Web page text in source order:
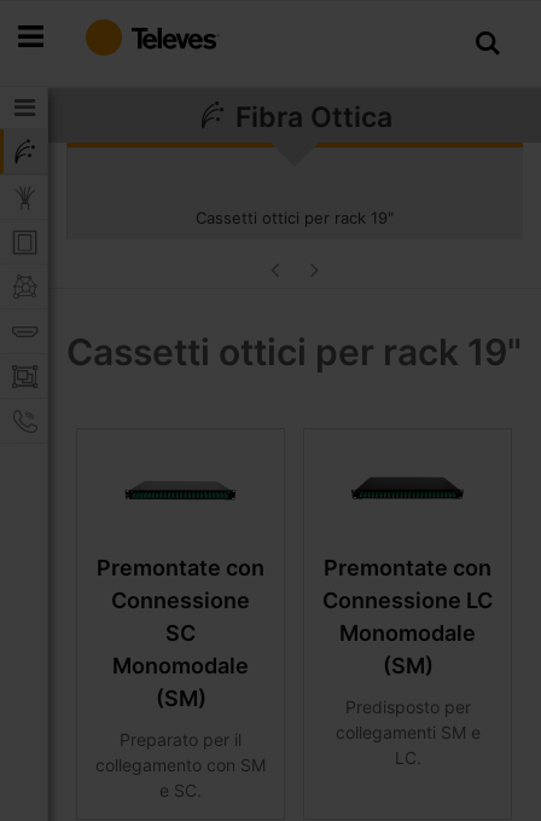
al
Fibra Ottica
Cassetti ottici per rack 19"
Cassetti ottici per rack 19"
Premontate con
Connessione
SC
Monomodale
(SM)
Preparato per il
collegamento con SM
e SC.
Premontate con
Connessione LC
Monomodale
(SM)
Predisposto per
collegamenti SM e
LC.